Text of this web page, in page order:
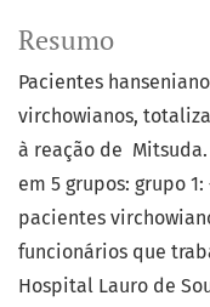
Resumo
Pacientes
virchowianos,
à reação de
em 5 grupos: grupo
pacientes
funcionários que
Hospital Lauro de